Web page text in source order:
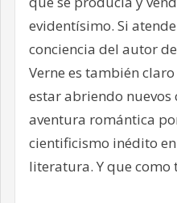
evidentísimo. Si
conciencia del autor
Verne es también
estar abriendo nuevos
aventura romántica
cientificismo inédito
literatura. Y que como